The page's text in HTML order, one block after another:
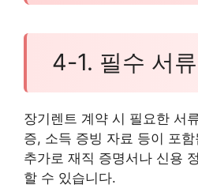
4-1. 필수 서
장기렌트 계약 시 필요한 서
증, 소득 증빙 자료 등이 포
추가로 재직 증명서나 신용
할 수 있습니다.